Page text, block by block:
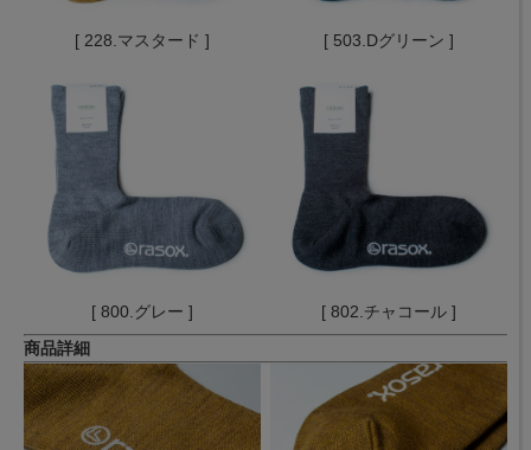
[ 228.マスタード ] [ 503.Dグリーン ]
[ 800.グレー ]
[ 802.チャコール ]
商品詳細